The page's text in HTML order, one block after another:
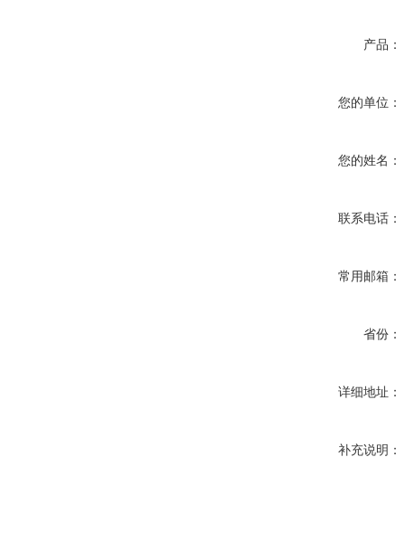
产品：
您的单位：
您的姓名：
联系电话：
常用邮箱：
省份：
详细地址：
补充说明：